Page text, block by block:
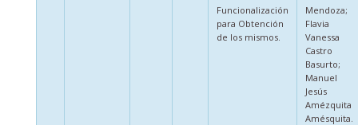
Funcionalización
para Obtención
de los mismos.
Mendoza;
Flavia
Vanessa
Castro
Basurto;
Manuel
Jesús
Amézquita
Amésquita.